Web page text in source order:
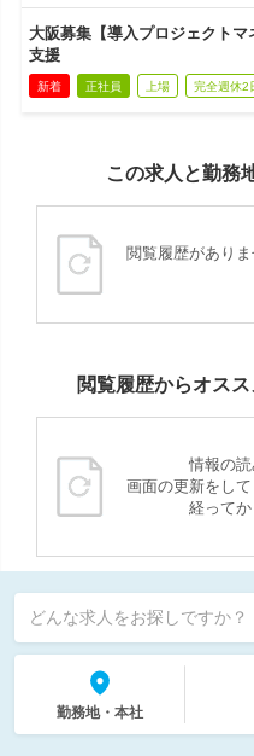
大阪募集【導入プロジェクト
支援
新着 正社員 上場 完全週休2
この求人と勤務
閲覧履歴があり
閲覧履歴からオス
情報の読
画面の更新をし
経ってか
どんな求人をお探しですか？
勤務地・本社